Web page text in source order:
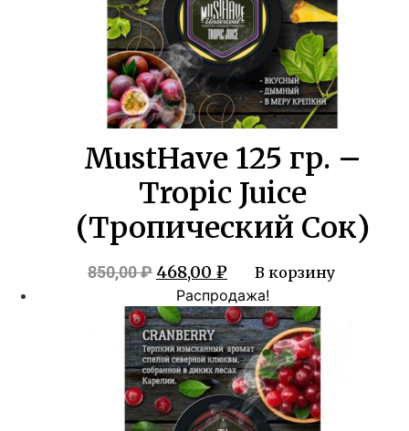
MustHave 125 гр. –
Tropic Juice
(Тропический Сок)
850,00₽ Первоначальная
цена
составляла
850,00 ₽.
468,00 ₽ Текущая
цена:
468,00 ₽.
В корзину
Распродажа!